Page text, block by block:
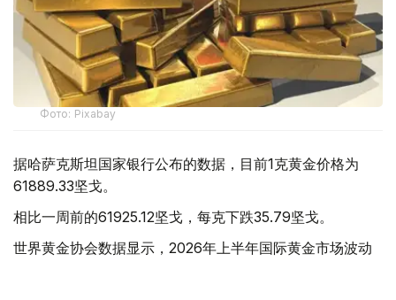
Фото: Pixabay
据哈萨克斯坦国家银行公布的数据，目前1克黄金价格为
61889.33坚戈。
相比一周前的61925.12坚戈，每克下跌35.79坚戈。
世界黄金协会数据显示，2026年上半年国际黄金市场波动